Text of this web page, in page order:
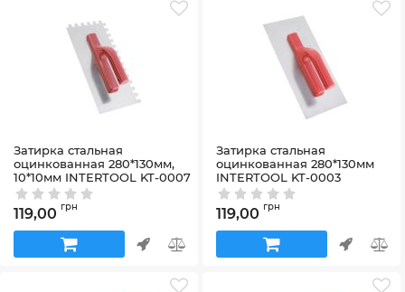
Затирка cтальная
оцинкованная 280*130мм,
10*10мм INTERTOOL KT-0007
Артикул:KT-0007
119,00 грн
Затирка cтальная
оцинкованная 280*130мм
INTERTOOL KT-0003
Артикул:KT-0003
119,00 грн